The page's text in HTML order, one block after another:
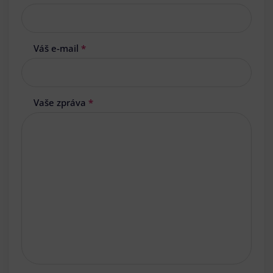
Váš e-mail *
Vaše zpráva *